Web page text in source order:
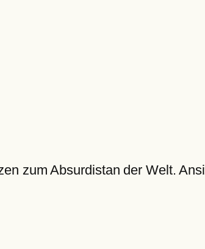
zum Absurdistan der Welt.